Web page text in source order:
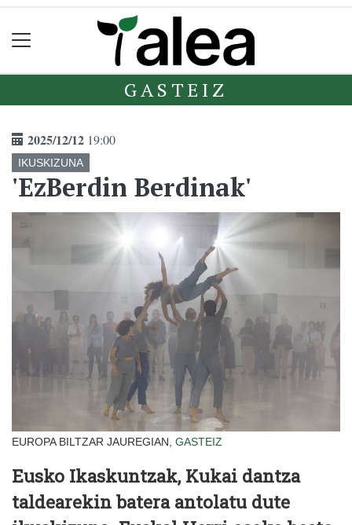
GASTEIZ
2025/12/12 19:00
IKUSKIZUNA
'EzBerdin Berdinak'
EUROPA BILTZAR JAUREGIAN, GASTEIZ
Eusko Ikaskuntzak, Kukai dantza
taldearekin batera antolatu dute